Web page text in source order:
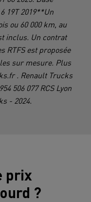
19T 2019**Un
ou 60 000 km, au
inclus. Un contrat
RTFS est proposée
sur mesure. Plus
. Renault Trucks
506 077 RCS Lyon
- 2024.
prix
?